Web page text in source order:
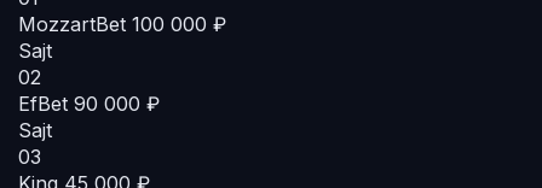
MozzartBet 100 000 ₽
Sajt
02
EfBet 90 000 ₽
Sajt
03